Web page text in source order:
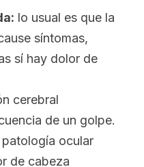
lo usual es que la
síntomas,
sí hay dolor de
cerebral
de un golpe.
patología ocular
de cabeza